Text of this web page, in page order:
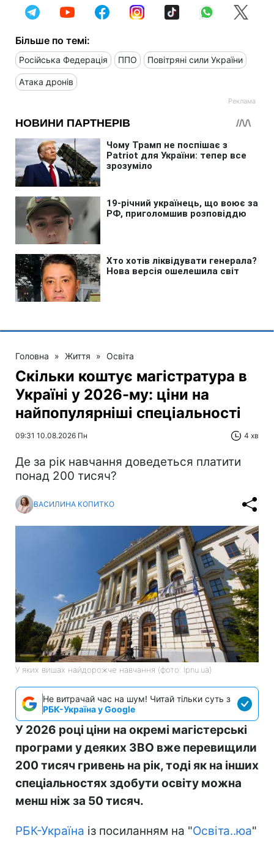
Більше по темі:
Російська Федерація ППО Повітряні сили України
Атака дронів
Головна » Життя » Освіта
Скільки коштує магістратура в
Україні у 2026-му: ціни на
найпопулярніші спеціальності
09:31 10.08.2026 Пн 4 хв
Де за рік навчання доведеться платити
понад 200 тисяч?
ВАСИЛИНА КОПИТКО
У яких вишах найдорожче навчання (фото: lpnu.ua)
Не витрачай час на шум! Читай тільки суть з
РБК-Україна у Google
У 2026 році ціни на окремі магістерські
програми у деяких ЗВО вже перевищили
200 тисяч гривень на рік, тоді як на інших
спеціальностях здобути освіту можна
менш ніж за 50 тисяч.
РБК-Україна із посиланням на "Освіта..юа"